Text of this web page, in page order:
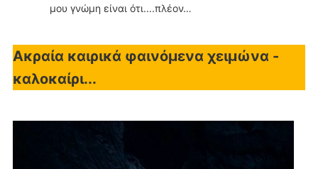
μου γνώμη είναι ότι....πλέον…
Ακραία καιρικά φαινόμενα χειμώνα -
καλοκαίρι...